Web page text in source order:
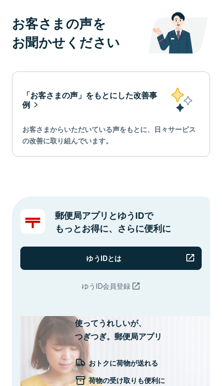
お客さまの声を
お聞かせください
「お客さまの声」をもとにした改善事
例
お客さまからいただいている声をもとに、日々サービス
の改善に取り組んでいます。
郵便局アプリとゆうIDで
もっとお得に、さらに便利に
ゆうIDとは
ゆうID会員登録
使ってうれしいが、
つぎつぎ。郵便局アプリ
おトクに荷物が送れる
荷物の受け取りも便利に